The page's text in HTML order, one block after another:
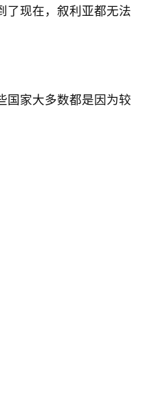
了现在，叙利亚都无法
家大多数都是因为较